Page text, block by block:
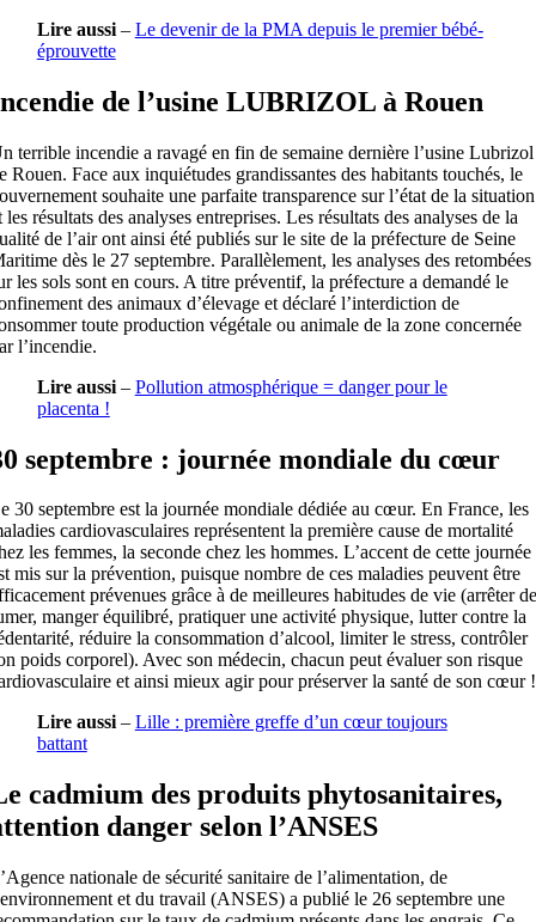
Lire aussi– Le devenir de la PMA depuis le premier bébé-
éprouvette
de l’usine LUBRIZOL à Rouen
terrible incendie a ravagé en fin de semaine dernière l’usine Lubrizol
Rouen. Face aux inquiétudes grandissantes des habitants touchés, le
souhaite une parfaite transparence sur l’état de la situation
les résultats des analyses entreprises. Les résultats des analyses de la
de l’air ont ainsi été publiés sur le site de la préfecture de Seine
dès le 27 septembre. Parallèlement, les analyses des retombées
les sols sont en cours. A titre préventif, la préfecture a demandé le
des animaux d’élevage et déclaré l’interdiction de
toute production végétale ou animale de la zone concernée
l’incendie.
Lire aussi– Pollution atmosphérique = danger pour le
placenta !
septembre : journée mondiale du cœur
30 septembre est la journée mondiale dédiée au cœur. En France, les
cardiovasculaires représentent la première cause de mortalité
les femmes, la seconde chez les hommes. L’accent de cette journée
mis sur la prévention, puisque nombre de ces maladies peuvent être
prévenues grâce à de meilleures habitudes de vie (arrêter de
manger équilibré, pratiquer une activité physique, lutter contre la
réduire la consommation d’alcool, limiter le stress, contrôler
poids corporel). Avec son médecin, chacun peut évaluer son risque
et ainsi mieux agir pour préserver la santé de son cœur !
Lire aussi– Lille : première greffe d’un cœur toujours
battant
cadmium des produits phytosanitaires,
danger selon l’ANSES
nationale de sécurité sanitaire de l’alimentation, de
et du travail (ANSES) a publié le 26 septembre une